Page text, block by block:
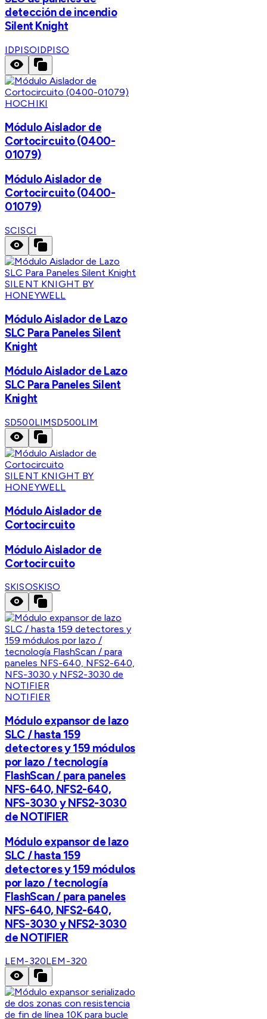
detección de incendio
Silent Knight
IDPISOIDPISO
HOCHIKI
Módulo Aislador de
Cortocircuito (0400-
01079)
Módulo Aislador de
Cortocircuito (0400-
01079)
SCISCI
SILENT KNIGHT BY
HONEYWELL
Módulo Aislador de Lazo
SLC Para Paneles Silent
Knight
Módulo Aislador de Lazo
SLC Para Paneles Silent
Knight
SD500LIMSD500LIM
SILENT KNIGHT BY
HONEYWELL
Módulo Aislador de
Cortocircuito
Módulo Aislador de
Cortocircuito
SKISOSKISO
NOTIFIER
Módulo expansor de lazo
SLC / hasta 159
detectores y 159 módulos
por lazo / tecnología
FlashScan / para paneles
NFS-640, NFS2-640,
NFS-3030 y NFS2-3030
de NOTIFIER
Módulo expansor de lazo
SLC / hasta 159
detectores y 159 módulos
por lazo / tecnología
FlashScan / para paneles
NFS-640, NFS2-640,
NFS-3030 y NFS2-3030
de NOTIFIER
LEM-320LEM-320